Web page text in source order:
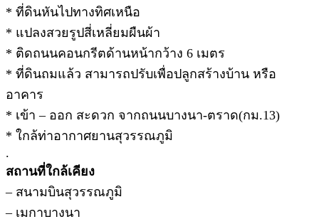
* ที่ดินหันไปทางทิศเหนือ
* แปลงสวยรูปสี่เหลี่ยมผืนผ้า
* ติดถนนคอนกรีตด้านหน้ากว้าง 6 เมตร
* ที่ดินถมแล้ว สามารถปรับเพื่อปลูกสร้างบ้าน หรือ
อาคาร
* เข้า – ออก สะดวก จากถนนบางนา-ตราด(กม.13)
* ใกล้ท่าอากาศยานสุวรรณภูมิ
.
สถานที่ใกล้เคียง
– สนามบินสุวรรณภูมิ
– เมกาบางนา